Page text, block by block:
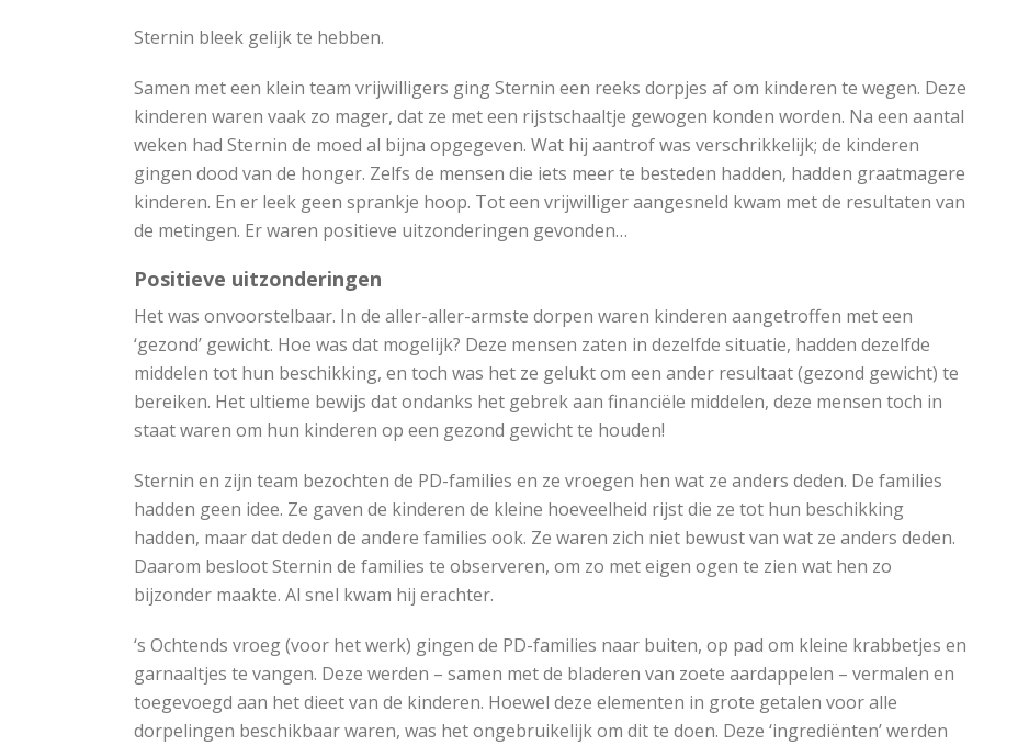
Sternin bleek gelijk te hebben.
Samen met een klein team vrijwilligers ging Sternin een reeks dorpjes af om kinderen te wegen. Deze
kinderen waren vaak zo mager, dat ze met een rijstschaaltje gewogen konden worden. Na een aantal
weken had Sternin de moed al bijna opgegeven. Wat hij aantrof was verschrikkelijk; de kinderen
gingen dood van de honger. Zelfs de mensen die iets meer te besteden hadden, hadden graatmagere
kinderen. En er leek geen sprankje hoop. Tot een vrijwilliger aangesneld kwam met de resultaten van
de metingen. Er waren positieve uitzonderingen gevonden…
Positieve uitzonderingen
Het was onvoorstelbaar. In de aller-aller-armste dorpen waren kinderen aangetroffen met een
‘gezond’ gewicht. Hoe was dat mogelijk? Deze mensen zaten in dezelfde situatie, hadden dezelfde
middelen tot hun beschikking, en toch was het ze gelukt om een ander resultaat (gezond gewicht) te
bereiken. Het ultieme bewijs dat ondanks het gebrek aan financiële middelen, deze mensen toch in
staat waren om hun kinderen op een gezond gewicht te houden!
Sternin en zijn team bezochten de PD-families en ze vroegen hen wat ze anders deden. De families
hadden geen idee. Ze gaven de kinderen de kleine hoeveelheid rijst die ze tot hun beschikking
hadden, maar dat deden de andere families ook. Ze waren zich niet bewust van wat ze anders deden.
Daarom besloot Sternin de families te observeren, om zo met eigen ogen te zien wat hen zo
bijzonder maakte. Al snel kwam hij erachter.
‘s Ochtends vroeg (voor het werk) gingen de PD-families naar buiten, op pad om kleine krabbetjes en
garnaaltjes te vangen. Deze werden – samen met de bladeren van zoete aardappelen – vermalen en
toegevoegd aan het dieet van de kinderen. Hoewel deze elementen in grote getalen voor alle
dorpelingen beschikbaar waren, was het ongebruikelijk om dit te doen. Deze ‘ingrediënten’ werden